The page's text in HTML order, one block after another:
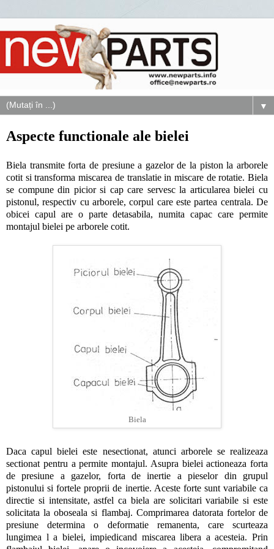
▼
Aspecte functionale ale bielei
Biela transmite forta de presiune a gazelor de la piston la arborele
cotit si transforma miscarea de translatie in miscare de rotatie. Biela
se compune din picior si cap care servesc la articularea bielei cu
pistonul, respectiv cu arborele, corpul care este partea centrala. De
obicei capul are o parte detasabila, numita capac care permite
montajul bielei pe arborele cotit.
Biela
Daca capul bielei este nesectionat, atunci arborele se realizeaza
sectionat pentru a permite montajul. Asupra bielei actioneaza forta
de presiune a gazelor, forta de inertie a pieselor din grupul
pistonului si fortele proprii de inertie. Aceste forte sunt variabile ca
directie si intensitate, astfel ca biela are solicitari variabile si este
solicitata la oboseala si flambaj. Comprimarea datorata fortelor de
presiune determina o deformatie remanenta, care scurteaza
lungimea l a bielei, impiedicand miscarea libera a acesteia. Prin